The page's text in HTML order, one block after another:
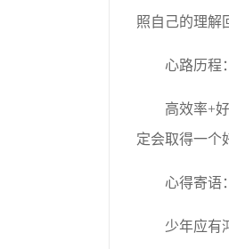
照自己的理解
心路历程：
高效率+
定会取得一个
心得寄语：
少年应有